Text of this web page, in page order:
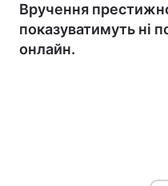
Вручення
показуватимуть ні
онлайн.